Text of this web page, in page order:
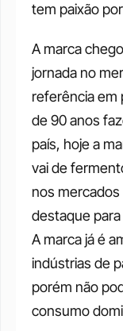
tem paixão
A marca
jornada no
referência em
de 90 anos
país, hoje a
vai de
nos mercados
destaque
A marca já é
indústrias de
porém não
consumo